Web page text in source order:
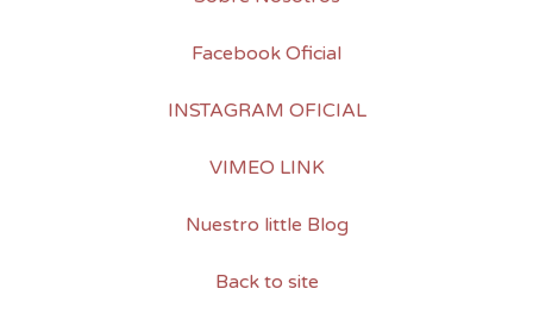
Facebook Oficial
INSTAGRAM OFICIAL
VIMEO LINK
Nuestro little Blog
Back to site